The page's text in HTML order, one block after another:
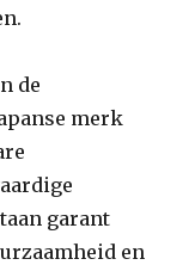
de
merk
garant
en